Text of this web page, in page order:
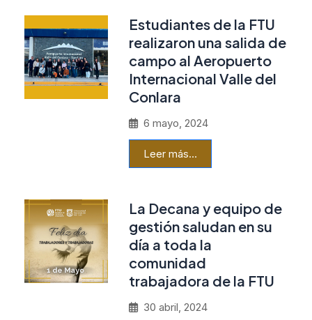
Estudiantes de la FTU
realizaron una salida de
campo al Aeropuerto
Internacional Valle del
Conlara
6 mayo, 2024
Leer más…
La Decana y equipo de
gestión saludan en su
día a toda la
comunidad
trabajadora de la FTU
30 abril, 2024